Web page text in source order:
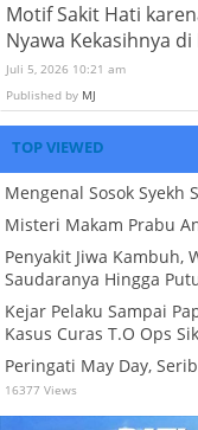
Motif Sakit Hati
Nyawa Kekasihnya
Juli 5, 2026 10:21 am
Published by MJ
TOP VIEWED
Mengenal Sosok Syekh
Misteri Makam Prabu
Penyakit Jiwa Kambuh,
Saudaranya Hingga
Kejar Pelaku Sampai
Kasus Curas T.O Ops
Peringati May Day,
16377 Views